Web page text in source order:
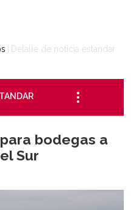
Detalle de noticia estandar
bodegas a
Sur